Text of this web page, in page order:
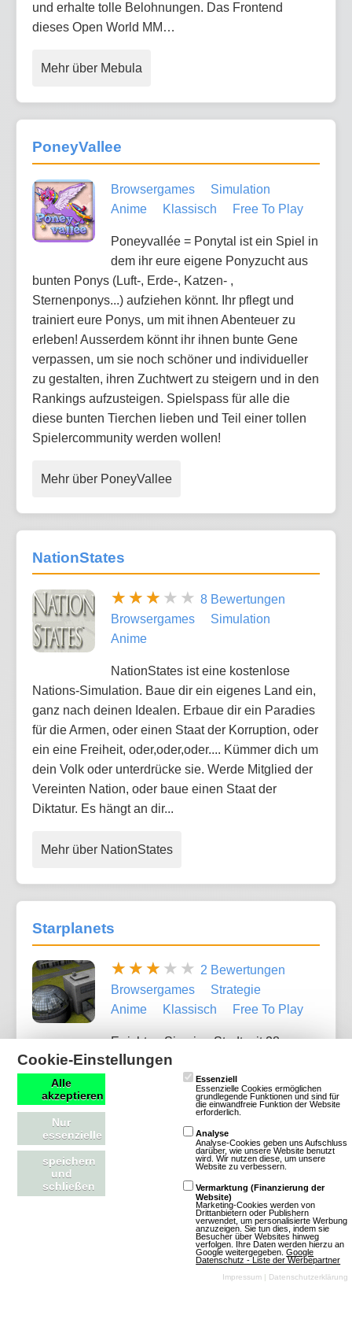
und erhalte tolle Belohnungen. Das Frontend
dieses Open World MM…
Mehr über Mebula
PoneyVallee
Browsergames
Simulation
Anime
Klassisch Free To Play
Poneyvallée = Ponytal ist ein Spiel in
dem ihr eure eigene Ponyzucht aus
bunten Ponys (Luft-, Erde-, Katzen- ,
Sternenponys...) aufziehen könnt. Ihr pflegt und
trainiert eure Ponys, um mit ihnen Abenteuer zu
erleben! Ausserdem könnt ihr ihnen bunte Gene
verpassen, um sie noch schöner und individueller
zu gestalten, ihren Zuchtwert zu steigern und in den
Rankings aufzusteigen. Spielspass für alle die
diese bunten Tierchen lieben und Teil einer tollen
Spielercommunity werden wollen!
Mehr über PoneyVallee
NationStates
8 Bewertungen
Browsergames
Simulation
Anime
NationStates ist eine kostenlose
Nations-Simulation. Baue dir ein eigenes Land ein,
ganz nach deinen Idealen. Erbaue dir ein Paradies
für die Armen, oder einen Staat der Korruption, oder
ein eine Freiheit, oder,oder,oder.... Kümmer dich um
dein Volk oder unterdrücke sie. Werde Mitglied der
Vereinten Nation, oder baue einen Staat der
Diktatur. Es hängt an dir...
Mehr über NationStates
Starplanets
2 Bewertungen
Browsergames
Strategie
Anime
Klassisch Free To Play
Errichten Sie eine Stadt mit 28
verschiendenen Gebäuden in einem der
unzähligen Sektoren. Forschen und erschaffen Sie
135 neue Technologien. Verbünden Sie sich mit
anderen Städten und kämpfen Sie mit 54
unterschiedlichen Waffen gemeinsam um die
begrenzten Rohstoffe.
Mehr über Starplanets
Cookie-Einstellungen
Alle
akzeptieren
Nur
essenzielle
speichern
und
schließen
Essenziell
Essenzielle Cookies ermöglichen
grundlegende Funktionen und sind für
die einwandfreie Funktion der Website
erforderlich.
Analyse
Analyse-Cookies geben uns Aufschluss
darüber, wie unsere Website benutzt
wird. Wir nutzen diese, um unsere
Website zu verbessern.
Vermarktung (Finanzierung der
Website)
Marketing-Cookies werden von
Drittanbietern oder Publishern
verwendet, um personalisierte Werbung
anzuzeigen. Sie tun dies, indem sie
Besucher über Websites hinweg
verfolgen. Ihre Daten werden hierzu an
Google weitergegeben.Google
Datenschutz - Liste der Werbepartner
Impressum | Datenschutzerklärung